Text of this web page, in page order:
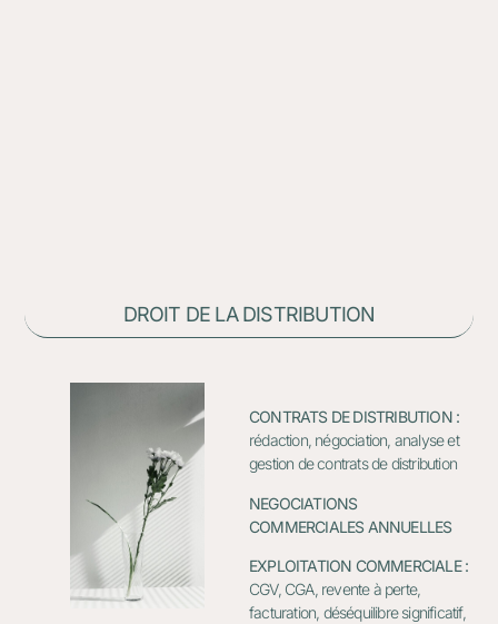
DROIT DE LA DISTRIBUTION
CONTRATS DE DISTRIBUTION :
rédaction, négociation, analyse et
gestion de contrats de distribution
NEGOCIATIONS
COMMERCIALES ANNUELLES
EXPLOITATION COMMERCIALE :
CGV, CGA, revente à perte,
facturation, déséquilibre significatif,